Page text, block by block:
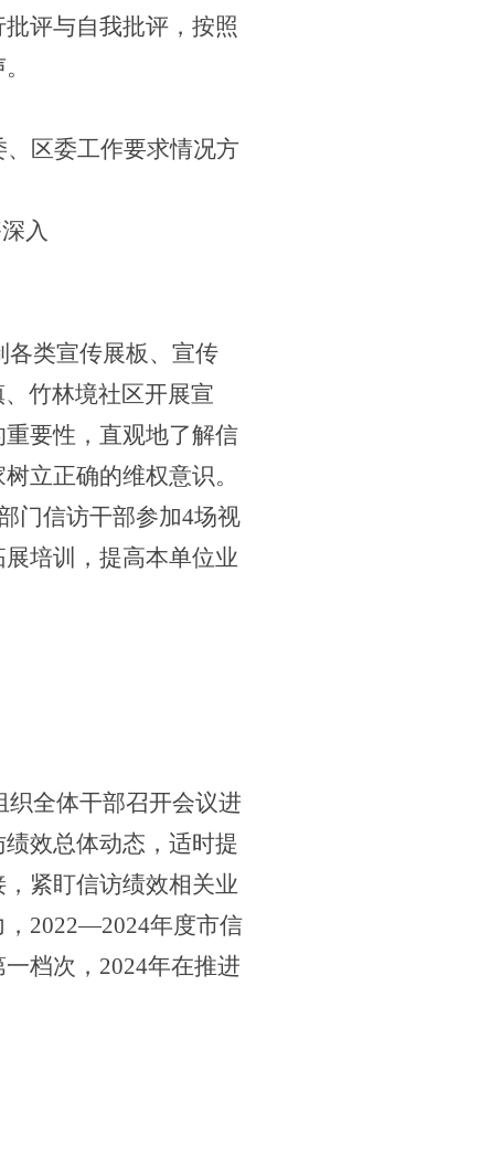
评与自我批评，按照
、区委工作要求情况方
入
类宣传展板、宣传
竹林境社区开展宣
要性，直观地了解信
立正确的维权意识。
门信访干部参加4场视
培训，提高本单位业
全体干部召开会议进
效总体动态，适时提
紧盯信访绩效相关业
，2022—2024年度市信
档次， 2024年在推进